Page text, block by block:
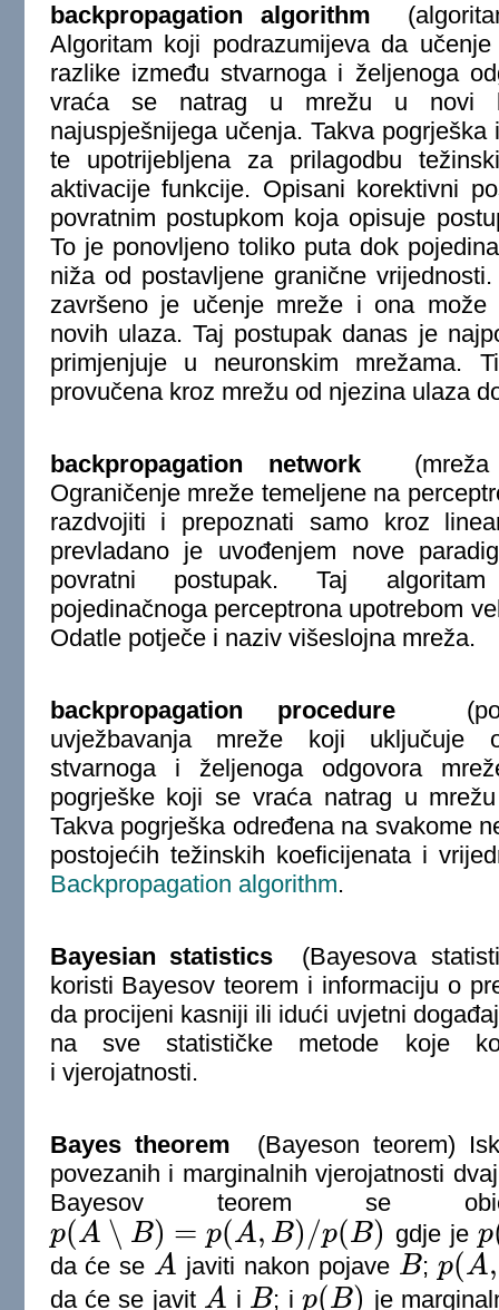
backpropagation algorithm
Algoritam koji podrazumijeva da
razlike između stvarnoga i željenoga
vraća se natrag u mrežu u novi
najuspješnijega učenja. Takva
te upotrijebljena za prilagodbu
aktivacije funkcije. Opisani korektivni
povratnim postupkom koja opisuje
To je ponovljeno toliko puta dok
niža od postavljene granične
završeno je učenje mreže i ona može
novih ulaza. Taj postupak danas je
primjenjuje u neuronskim mrežama.
provučena kroz mrežu od njezina ulaza
backpropagation network (mreža
Ograničenje mreže temeljene na
razdvojiti i prepoznati samo kroz
prevladano je uvođenjem nove
povratni postupak. Taj algoritam
pojedinačnoga perceptrona upotrebom
Odatle potječe i naziv višeslojna mreža.
backpropagation procedure
uvježbavanja mreže koji uključuje
stvarnoga i željenoga odgovora
pogrješke koji se vraća natrag u
Takva pogrješka određena na svakome
postojećih težinskih koeficijenata i
Backpropagation algorithm.
Bayesian statistics (Bayesova
koristi Bayesov teorem i informaciju o
da procijeni kasniji ili idući uvjetni
na sve statističke metode koje
i vjerojatnosti.
Bayes theorem (Bayeson teorem)
povezanih i marginalnih vjerojatnosti
Bayesov teorem se
p(A ∖ B) = p(A, B) /p(B)
p(A∖B)= (A B)/p (B ) gdje je p
p(A
da će se A
A javiti nakon pojave B
B ; p(A,
p(A, B)
da će se javit A
A i B
B ; ip(B)
p(B je